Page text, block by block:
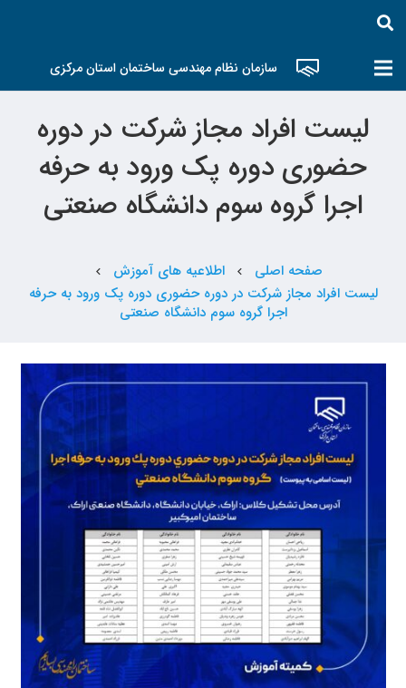
سازمان نظام مهندسی ساختمان استان مرکزی
لیست افراد مجاز شرکت در دوره
حضوری دوره پک ورود به حرفه
اجرا گروه سوم دانشگاه صنعتی
صفحه اصلی chevron_left اطلاعیه های آموزش chevron_left
لیست افراد مجاز شرکت در دوره حضوری دوره پک ورود به حرفه
اجرا گروه سوم دانشگاه صنعتی